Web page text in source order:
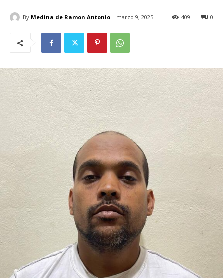
By Medina de Ramon Antonio marzo 9, 2025 0
409